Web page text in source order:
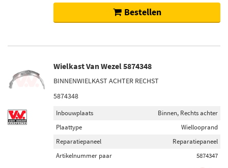
Bestellen
Wielkast Van Wezel 5874348
BINNENWIELKAST ACHTER RECHST
5874348
Inbouwplaats
Binnen, Rechts achter
Plaattype
Wiellooprand
Reparatiepaneel
Reparatiepaneel
Artikelnummer paar
5874347